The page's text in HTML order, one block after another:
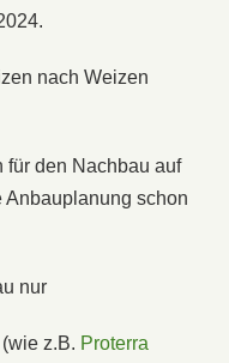
nach Weizen
für den Nachbau auf
Anbauplanung schon
nur
z.B. Proterra